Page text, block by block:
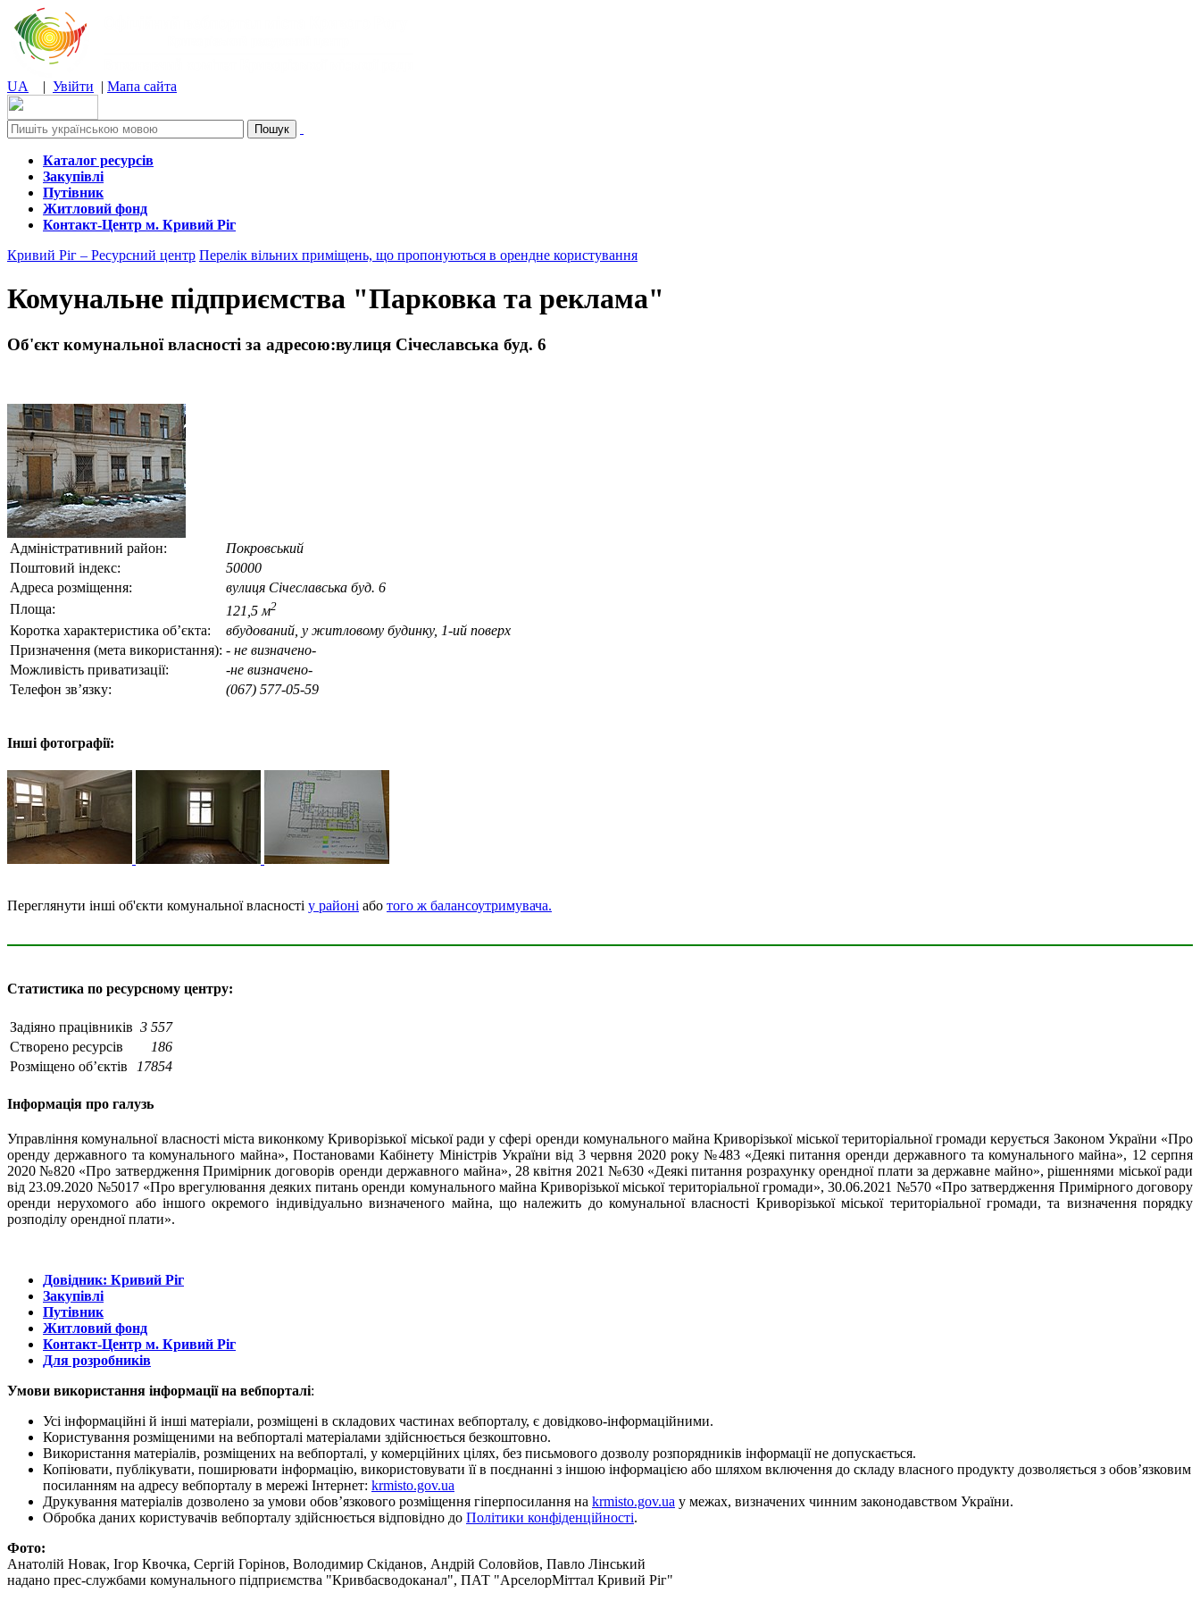
UA | Увійти | Мапа сайта
Каталог ресурсів
Закупівлі
Путівник
Житловий фонд
Контакт-Центр м. Кривий Ріг
Кривий Ріг – Ресурсний центр Перелік вільних приміщень, що пропонуються в орендне користування
Комунальне підприємства "Парковка та реклама"
Об'єкт комунальної власності за адресою:вулиця Січеславська буд. 6
Адміністративний район:
Покровський
Поштовий індекс:
50000
Адреса розміщення:
вулиця Січеславська буд. 6
Площа:
121,5 м2
Коротка характеристика об’єкта:
вбудований, у житловому будинку, 1-ий поверх
Призначення (мета використання): - не визначено-
Можливість приватизації:
-не визначено-
Телефон зв’язку:
(067) 577-05-59
Інші фотографії:
Переглянути інші об'єкти комунальної власності у районі або того ж балансоутримувача.
Статистика по ресурсному центру:
Задіяно працівників 3 557
Створено ресурсів
186
Розміщено об’єктів
17854
Інформація про галузь
Управління комунальної власності міста виконкому Криворізької міської ради у сфері оренди комунального майна Криворізької міської територіальної громади керується Законом України «Про
оренду державного та комунального майна», Постановами Кабінету Міністрів України від 3 червня 2020 року №483 «Деякі питання оренди державного та комунального майна», 12 серпня
2020 №820 «Про затвердження Примірник договорів оренди державного майна», 28 квітня 2021 №630 «Деякі питання розрахунку орендної плати за державне майно», рішеннями міської ради
від 23.09.2020 №5017 «Про врегулювання деяких питань оренди комунального майна Криворізької міської територіальної громади», 30.06.2021 №570 «Про затвердження Примірного договору
оренди нерухомого або іншого окремого індивідуально визначеного майна, що належить до комунальної власності Криворізької міської територіальної громади, та визначення порядку
розподілу орендної плати».
Довідник: Кривий Ріг
Закупівлі
Путівник
Житловий фонд
Контакт-Центр м. Кривий Ріг
Для розробників
Умови використання інформації на вебпорталі:
Усі інформаційні й інші матеріали, розміщені в складових частинах вебпорталу, є довідково-інформаційними.
Користування розміщеними на вебпорталі матеріалами здійснюється безкоштовно.
Використання матеріалів, розміщених на вебпорталі, у комерційних цілях, без письмового дозволу розпорядників інформації не допускається.
Копіювати, публікувати, поширювати інформацію, використовувати її в поєднанні з іншою інформацією або шляхом включення до складу власного продукту дозволяється з обов’язковим
посиланням на адресу вебпорталу в мережі Інтернет: krmisto.gov.ua
Друкування матеріалів дозволено за умови обов’язкового розміщення гіперпосилання на krmisto.gov.ua у межах, визначених чинним законодавством України.
Обробка даних користувачів вебпорталу здійснюється відповідно до Політики конфіденційності.
Фото:
Анатолій Новак, Ігор Квочка, Сергій Горінов, Володимир Скіданов, Андрій Соловйов, Павло Лінський
надано прес-службами комунального підприємства "Кривбасводоканал", ПАТ "АрселорМіттал Кривий Ріг"